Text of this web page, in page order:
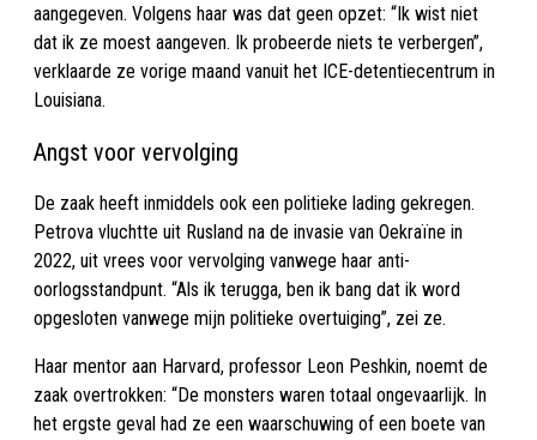
aangegeven. Volgens haar was dat geen opzet: “Ik wist niet
dat ik ze moest aangeven. Ik probeerde niets te verbergen”,
verklaarde ze vorige maand vanuit het ICE-detentiecentrum in
Louisiana.
Angst voor vervolging
De zaak heeft inmiddels ook een politieke lading gekregen.
Petrova vluchtte uit Rusland na de invasie van Oekraïne in
2022, uit vrees voor vervolging vanwege haar anti-
oorlogsstandpunt. “Als ik terugga, ben ik bang dat ik word
opgesloten vanwege mijn politieke overtuiging”, zei ze.
Haar mentor aan Harvard, professor Leon Peshkin, noemt de
zaak overtrokken: “De monsters waren totaal ongevaarlijk. In
het ergste geval had ze een waarschuwing of een boete van